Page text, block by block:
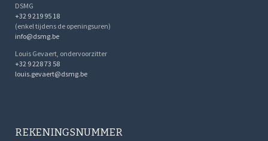
DSMG
+32 9 219 95 18
(enkel tijdens de openingsuren)
info@dsmg.be
Louis Gevaert, ondervoorzitter
+32 9 228 73 58
louis.gevaert@dsmg.be
REKENINGSNUMMER